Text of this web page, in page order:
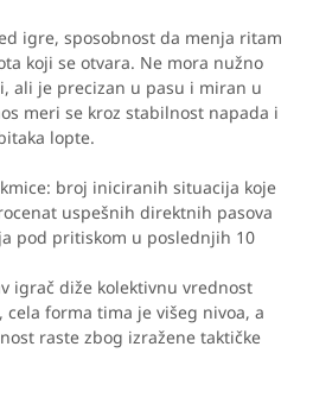
igre, sposobnost da menja ritam
koji se otvara. Ne mora nužno
ali je precizan u pasu i miran u
meri se kroz stabilnost napada i
lopte.
broj iniciranih situacija koje
uspešnih direktnih pasova
pod pritiskom u poslednjih 10
igrač diže kolektivnu vrednost
forma tima je višeg nivoa, a
raste zbog izražene taktičke